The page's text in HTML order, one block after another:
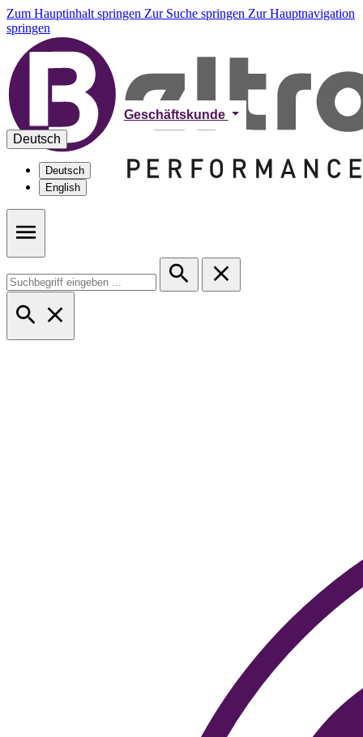
Zum Hauptinhalt springen Zur Suche springen Zur Hauptnavigation
springen
Geschäftskunde
Deutsch
Deutsch
English